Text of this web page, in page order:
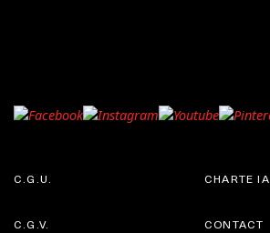
C.G.U.
C.G.V.
CHARTE IA
CONTACT